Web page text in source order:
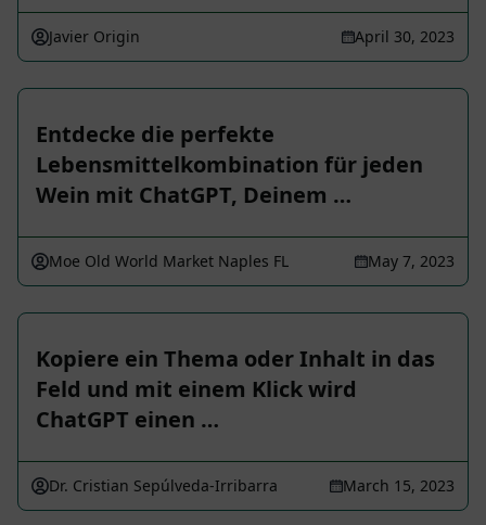
Javier Origin April 30, 2023
Entdecke die perfekte
Lebensmittelkombination für jeden
Wein mit ChatGPT, Deinem …
Moe Old World Market Naples FL May 7, 2023
Kopiere ein Thema oder Inhalt in das
Feld und mit einem Klick wird
ChatGPT einen …
Dr. Cristian Sepúlveda-Irribarra March 15, 2023